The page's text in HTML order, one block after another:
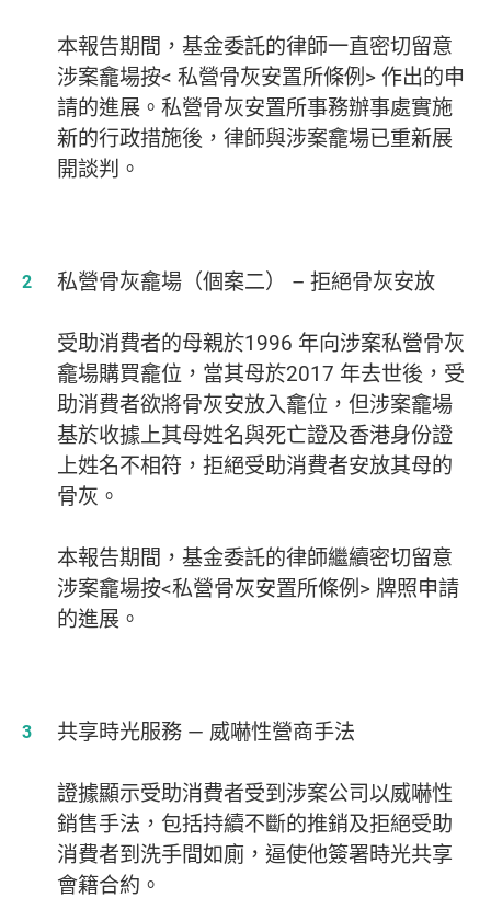
本報告期間，基金委託的律師一直密切留意
涉案龕場按< 私營骨灰安置所條例> 作出的申
請的進展。私營骨灰安置所事務辦事處實施
新的行政措施後，律師與涉案龕場已重新展
開談判。
私營骨灰龕場（個案二） – 拒絕骨灰安放
受助消費者的母親於1996 年向涉案私營骨灰
龕場購買龕位，當其母於2017 年去世後，受
助消費者欲將骨灰安放入龕位，但涉案龕場
基於收據上其母姓名與死亡證及香港身份證
上姓名不相符，拒絕受助消費者安放其母的
骨灰。
本報告期間，基金委託的律師繼續密切留意
涉案龕場按<私營骨灰安置所條例> 牌照申請
的進展。
共享時光服務 — 威嚇性營商手法
證據顯示受助消費者受到涉案公司以威嚇性
銷售手法，包括持續不斷的推銷及拒絕受助
消費者到洗手間如廁，逼使他簽署時光共享
會籍合約。